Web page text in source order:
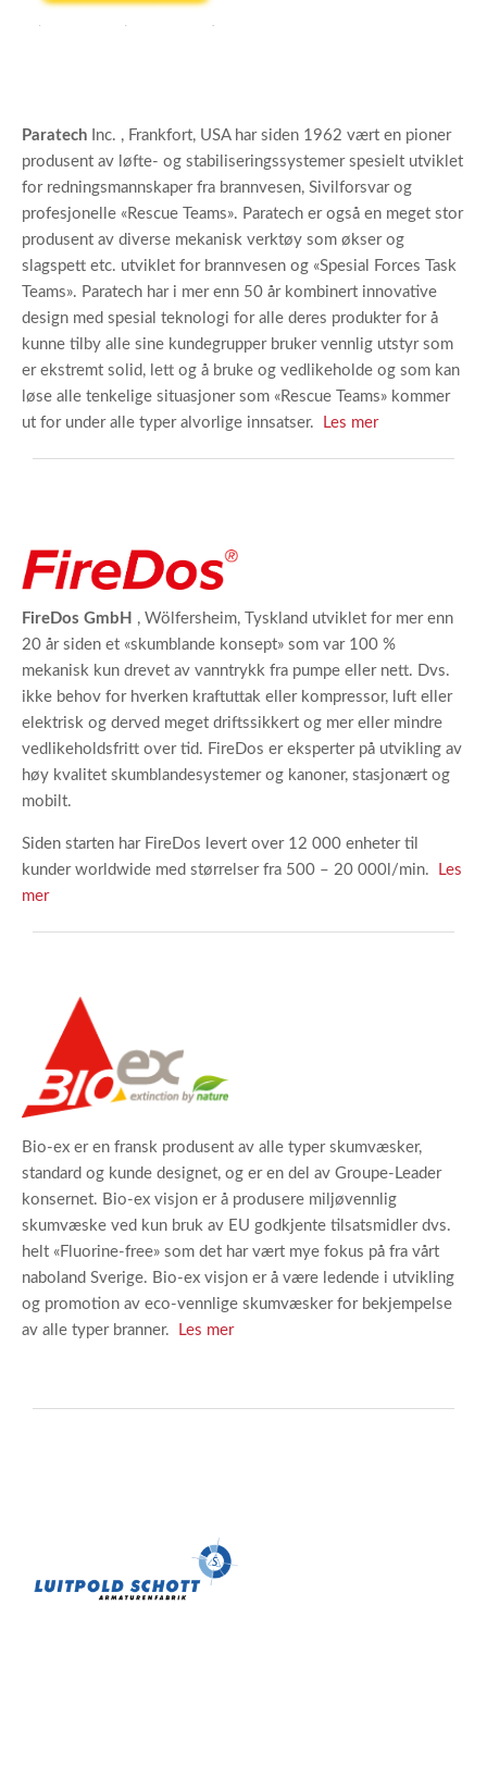
Paratech Inc. , Frankfort, USA har siden 1962 vært en pioner
produsent av løfte- og stabiliseringssystemer spesielt utviklet
for redningsmannskaper fra brannvesen, Sivilforsvar og
profesjonelle «Rescue Teams». Paratech er også en meget stor
produsent av diverse mekanisk verktøy som økser og
slagspett etc. utviklet for brannvesen og «Spesial Forces Task
Teams». Paratech har i mer enn 50 år kombinert innovative
design med spesial teknologi for alle deres produkter for å
kunne tilby alle sine kundegrupper bruker vennlig utstyr som
er ekstremt solid, lett og å bruke og vedlikeholde og som kan
løse alle tenkelige situasjoner som «Rescue Teams» kommer
ut for under alle typer alvorlige innsatser.
Les mer
FireDos GmbH , Wölfersheim, Tyskland utviklet for mer enn
20 år siden et «skumblande konsept» som var 100 %
mekanisk kun drevet av vanntrykk fra pumpe eller nett. Dvs.
ikke behov for hverken kraftuttak eller kompressor, luft eller
elektrisk og derved meget driftssikkert og mer eller mindre
vedlikeholdsfritt over tid. FireDos er eksperter på utvikling av
høy kvalitet skumblandesystemer og kanoner, stasjonært og
mobilt.
Siden starten har FireDos levert over 12 000 enheter til
kunder worldwide med størrelser fra 500 – 20 000l/min.
Les
mer
Bio-ex er en fransk produsent av alle typer skumvæsker,
standard og kunde designet, og er en del av Groupe-Leader
konsernet. Bio-ex visjon er å produsere miljøvennlig
skumvæske ved kun bruk av EU godkjente tilsatsmidler dvs.
helt «Fluorine-free» som det har vært mye fokus på fra vårt
naboland Sverige. Bio-ex visjon er å være ledende i utvikling
og promotion av eco-vennlige skumvæsker for bekjempelse
av alle typer branner.
Les mer